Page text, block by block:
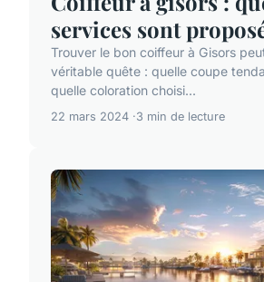
services sont
Trouver le bon coiffeur à Gisors
véritable quête : quelle coupe
quelle coloration choisi...
22 mars 2024 3 min de lecture